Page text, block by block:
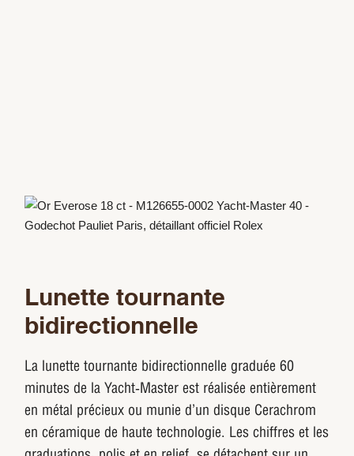
Lunette tournante
bidirectionnelle
La lunette tournante bidirectionnelle graduée 60
minutes de la Yacht‑Master est réalisée entièrement
en métal précieux ou munie d’un disque Cerachrom
en céramique de haute technologie. Les chiffres et les